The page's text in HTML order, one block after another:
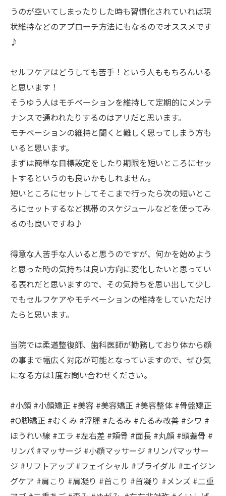
うのが空いてしまったりした時も習慣化されていれば現
状維持などのアプローチ方法にもなるのでオススメです
♪
セルフケアはどうしても苦手！という人ももちろんいる
と思います！
そうゆう人はモチベーションを維持して定期的にメンテ
ナンスで通われたりするのはアリだと思います。
モチベーションの維持と聞くと難しく思ってしまう方も
いると思います。
まずは簡単な目標設定をしたり期限を短いところにセッ
トするというのも良いかもしれません。
短いところにセットしてそこまで行ったら次の短いとこ
ろにセットするなど携帯のスケジュールなどを使ってみ
るのも良いですね♪
得意な人苦手な人いると思うのですが、何かを始めよう
と思った時の気持ちは良い方向に変化したいと思ってい
る表れだと思いますので、その気持ちを思い出して少し
でもセルフケアやモチベーションの維持をしていただけ
たらと思います。
当院では柔道整復師、歯科医師が勤務しており体から顔
の事まで幅広く対応が可能となっていますので、ぜひ気
になる方は1度お問い合わせください。
#小顔 #小顔矯正 #美容 #美容矯正 #美容整体 #骨盤矯正
#O脚矯正 #むくみ #浮腫 #たるみ #たるみ改善 #シワ #
ほうれい線 #エラ #左右差 #頬骨 #面長 #丸顔 #頭蓋骨 #
リンパ #マッサージ #小顔マッサージ #リンパマッサー
ジ #リフトアップ #フェイシャル #ブライダル #エイジン
グケア #肩こり #肩凝り #首こり #首凝り #メンズ #二重